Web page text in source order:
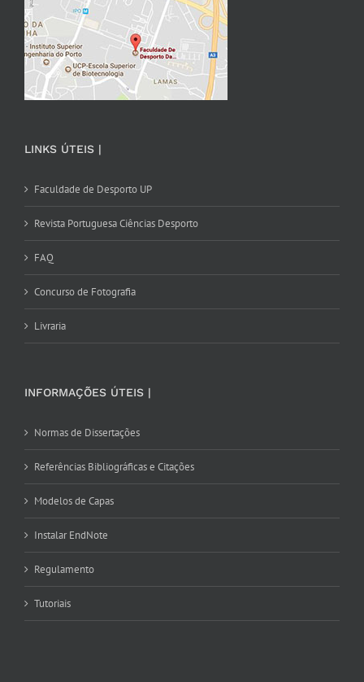
LINKS ÚTEIS |
Faculdade de Desporto UP
Revista Portuguesa Ciências Desporto
FAQ
Concurso de Fotografia
Livraria
INFORMAÇÕES ÚTEIS |
Normas de Dissertações
Referências Bibliográficas e Citações
Modelos de Capas
Instalar EndNote
Regulamento
Tutoriais